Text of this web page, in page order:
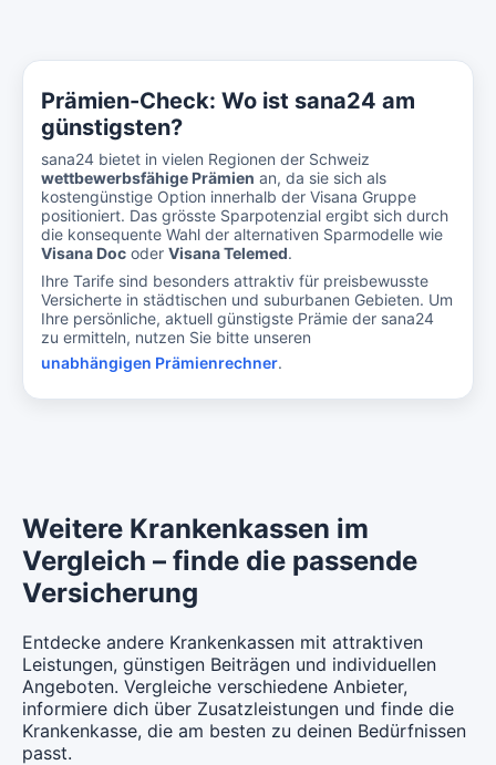
Prämien-Check: Wo ist sana24 am
günstigsten?
sana24 bietet in vielen Regionen der Schweiz
wettbewerbsfähige Prämien an, da sie sich als
kostengünstige Option innerhalb der Visana Gruppe
positioniert. Das grösste Sparpotenzial ergibt sich durch
die konsequente Wahl der alternativen Sparmodelle wie
Visana Doc oder Visana Telemed.
Ihre Tarife sind besonders attraktiv für preisbewusste
Versicherte in städtischen und suburbanen Gebieten. Um
Ihre persönliche, aktuell günstigste Prämie der sana24
zu ermitteln, nutzen Sie bitte unseren
unabhängigen Prämienrechner.
Weitere Krankenkassen im
Vergleich – finde die passende
Versicherung
Entdecke andere Krankenkassen mit attraktiven
Leistungen, günstigen Beiträgen und individuellen
Angeboten. Vergleiche verschiedene Anbieter,
informiere dich über Zusatzleistungen und finde die
Krankenkasse, die am besten zu deinen Bedürfnissen
passt.